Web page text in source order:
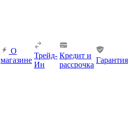
О
магазине
Трейд-
Ин
Кредит и
рассрочка
Гарантия